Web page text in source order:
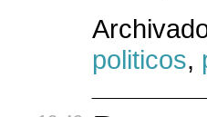
politicos,